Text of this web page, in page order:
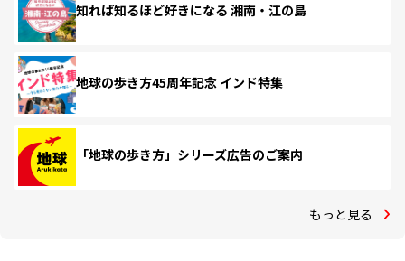
知れば知るほど好きになる 湘南・江の島
地球の歩き方45周年記念 インド特集
「地球の歩き方」シリーズ広告のご案内
もっと見る